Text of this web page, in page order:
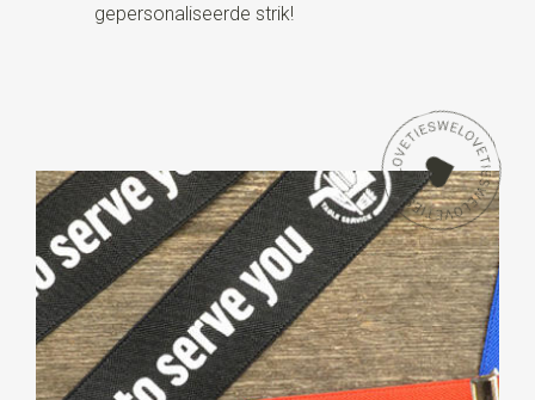
gepersonaliseerde strik!